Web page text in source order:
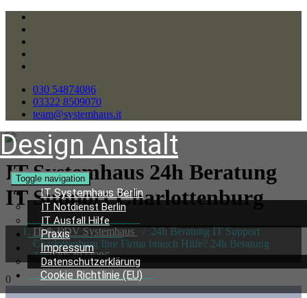
030 54874086
03322 8509070
team@systemhaus.it
Design Anstalt
Toggle navigation
IT Systemhaus Berlin
IT Notdienst Berlin
IT Ausfall Hilfe
Praxis
Impressum
Datenschutzerklärung
Cookie Richtlinie (EU)
IT Systemhaus 24h Beratung
IT Support Charlottenburg
IT & EDV Systemhaus/24h Beratung IT Support
Charlottenburg Ihre Firma brauch Hilfe? 24h Beratung
Tel:03054874086
0